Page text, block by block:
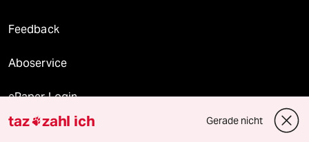
Feedback
Aboservice
ePaper Login
Downloads für Abonnierende
taz zahl ich Gerade nicht